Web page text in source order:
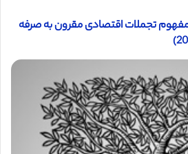
مفهوم تجملات اقتصادی مقرون به صرفه